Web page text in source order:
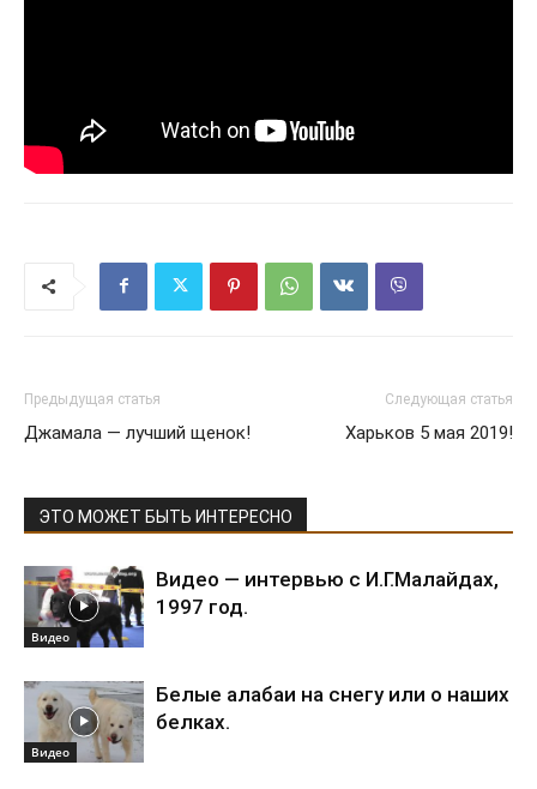
Предыдущая статья
Джамала — лучший щенок!
Следующая статья
Харьков 5 мая 2019!
ЭТО МОЖЕТ БЫТЬ ИНТЕРЕСНО
Видео
Видео — интервью с И.Г.Малайдах,
1997 год.
Видео
Белые алабаи на снегу или о наших
белках.